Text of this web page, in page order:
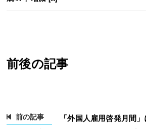
前後の記事
前の記事 「外国人雇用啓発月間